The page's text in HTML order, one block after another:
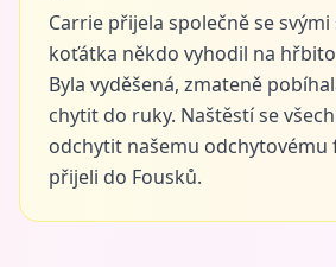
Carrie přijela společně se
koťátka někdo vyhodil na
Byla vyděšená, zmateně
chytit do ruky. Naštěstí se
odchytit našemu odchytovému
přijeli do Fousků.